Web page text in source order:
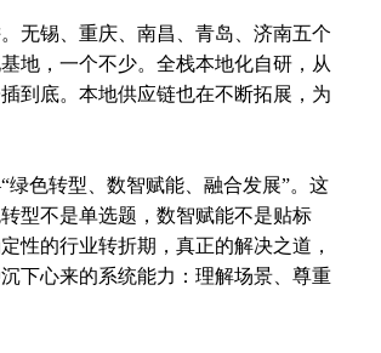
无锡、重庆、南昌、青岛、济南五个
地，一个不少。全栈本地化自研，从
到底。本地供应链也在不断拓展，为
色转型、数智赋能、融合发展”。这
型不是单选题，数智赋能不是贴标
性的行业转折期，真正的解决之道，
下心来的系统能力：理解场景、尊重